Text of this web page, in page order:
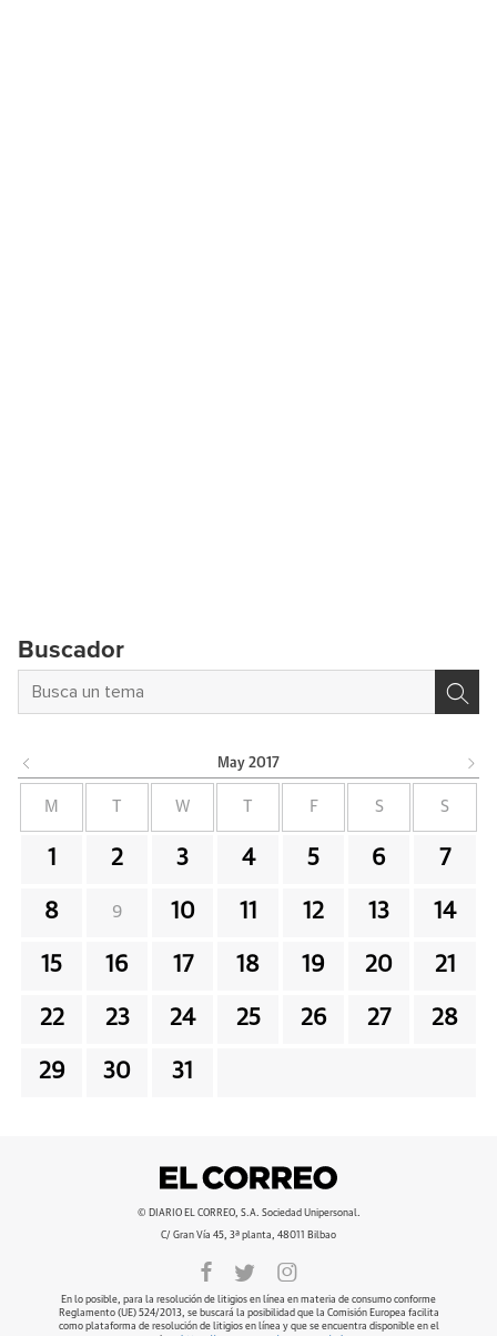
Buscador
May 2017
M W F S S
1 2 3 4 5 6 7
8 9 10 11 12 13 14
15 16 17 18 19 20 21
22 23 24 25 26 27 28
29 30 31
© DIARIO EL CORREO, S.A. Sociedad Unipersonal.
C/ Gran Vía 45, 3ª planta, 48011 Bilbao
En lo posible, para la resolución de litigios en línea en materia de consumo conforme
Reglamento (UE) 524/2013, se buscará la posibilidad que la Comisión Europea facilita
como plataforma de resolución de litigios en línea y que se encuentra disponible en el